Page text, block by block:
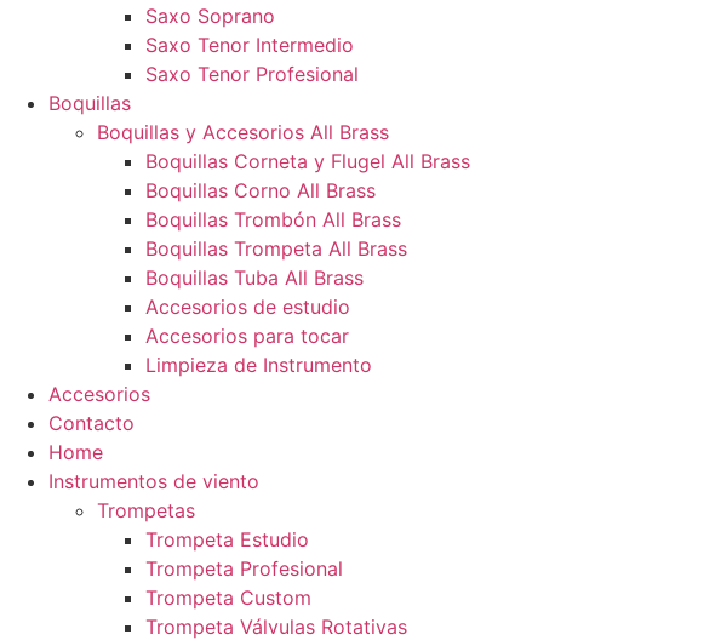
Saxo Soprano
Saxo Tenor Intermedio
Saxo Tenor Profesional
Boquillas
Boquillas y Accesorios All Brass
Boquillas Corneta y Flugel All Brass
Boquillas Corno All Brass
Boquillas Trombón All Brass
Boquillas Trompeta All Brass
Boquillas Tuba All Brass
Accesorios de estudio
Accesorios para tocar
Limpieza de Instrumento
Accesorios
Contacto
Home
Instrumentos de viento
Trompetas
Trompeta Estudio
Trompeta Profesional
Trompeta Custom
Trompeta Válvulas Rotativas